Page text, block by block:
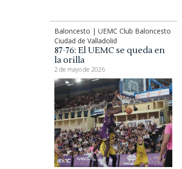
Baloncesto | UEMC Club Baloncesto
Ciudad de Valladolid
87-76: El UEMC se queda en
la orilla
2 de mayo de 2026